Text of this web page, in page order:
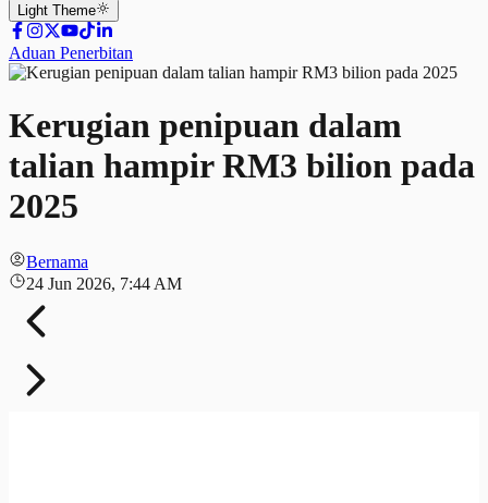
Light Theme
Aduan Penerbitan
Kerugian penipuan dalam
talian hampir RM3 bilion pada
2025
Bernama
24 Jun 2026, 7:44 AM